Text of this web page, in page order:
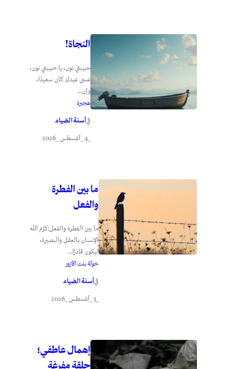
النجاة!
حبيبتي نون، يا حبيبتي نون،
عسى عيدكِ كان سعيدًا،
وإن...
هجيرة
فيأسنة الضياء.
_4 _أغسطس _2026
ما بين الفطرة
والفعل
ما بين الفطرة والفعل:كرَّم الله
الإنسان بالعقل والبصيرة،
ليكون قادرًا...
خولة بنت الأزور
فيأسنة الضياء.
إهمال عاطفي؛
حلقة مفرغة